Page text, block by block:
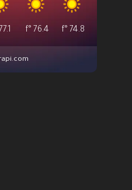
77.1 76.4
°f 74.8
°f